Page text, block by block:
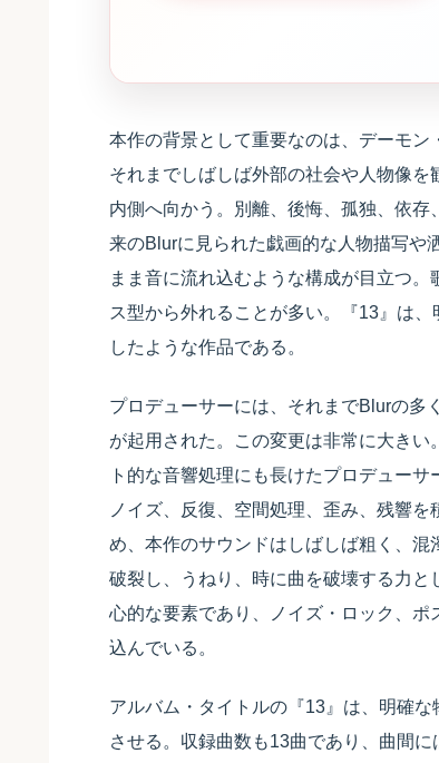
本作の背景として重要なのは、デーモ
それまでしばしば外部の社会や人物像
内側へ向かう。別離、後悔、孤独、依
来のBlurに見られた戯画的な人物描写や
まま音に流れ込むような構成が目立つ
ス型から外れることが多い。『13』は
したような作品である。
プロデューサーには、それまでBlurの多
が起用された。この変更は非常に大き
ト的な音響処理にも長けたプロデュー
ノイズ、反復、空間処理、歪み、残響
め、本作のサウンドはしばしば粗く、混
破裂し、うねり、時に曲を破壊する力
心的な要素であり、ノイズ・ロック、
込んでいる。
アルバム・タイトルの『13』は、明確
させる。収録曲数も13曲であり、曲間